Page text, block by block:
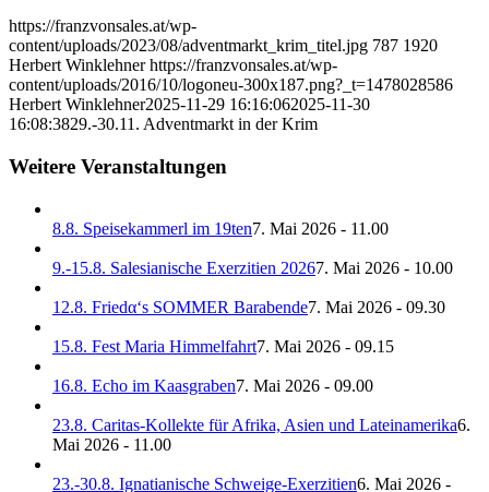
https://franzvonsales.at/wp-
content/uploads/2023/08/adventmarkt_krim_titel.jpg 787 1920
Herbert Winklehner https://franzvonsales.at/wp-
content/uploads/2016/10/logoneu-300x187.png?_t=1478028586
Herbert Winklehner2025-11-29 16:16:062025-11-30
16:08:3829.-30.11. Adventmarkt in der Krim
Weitere Veranstaltungen
8.8. Speisekammerl im 19ten7. Mai 2026 - 11.00
9.-15.8. Salesianische Exerzitien 20267. Mai 2026 - 10.00
12.8. Friedα‘s SOMMER Barabende7. Mai 2026 - 09.30
15.8. Fest Maria Himmelfahrt7. Mai 2026 - 09.15
16.8. Echo im Kaasgraben7. Mai 2026 - 09.00
23.8. Caritas-Kollekte für Afrika, Asien und Lateinamerika6.
Mai 2026 - 11.00
23.-30.8. Ignatianische Schweige-Exerzitien6. Mai 2026 -